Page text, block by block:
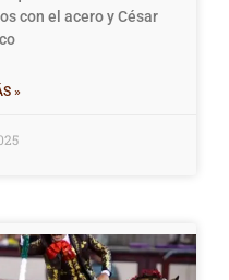
con el acero y César
»